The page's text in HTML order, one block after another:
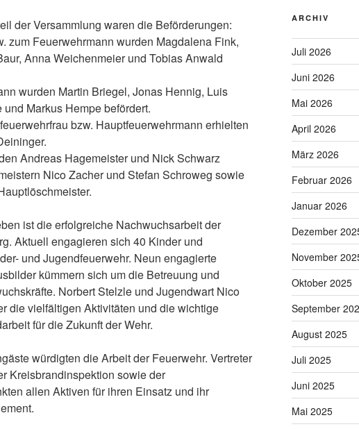
der Versammlung waren die Beförderungen:
zum Feuerwehrmann wurden Magdalena Fink,
Anna Weichenmeier und Tobias Anwald
wurden Martin Briegel, Jonas Hennig, Luis
Markus Hempe befördert.
bzw. Hauptfeuerwehrmann erhielten
Andreas Hagemeister und Nick Schwarz
Nico Zacher und Stefan Schroweg sowie
ist die erfolgreiche Nachwuchsarbeit der
Aktuell engagieren sich 40 Kinder und
und Jugendfeuerwehr. Neun engagierte
kümmern sich um die Betreuung und
Norbert Stelzle und Jugendwart Nico
die vielfältigen Aktivitäten und die wichtige
für die Zukunft der Wehr.
würdigten die Arbeit der Feuerwehr. Vertreter
Kreisbrandinspektion sowie der
allen Aktiven für ihren Einsatz und ihr
ARCHIV
Juli 2026
Juni 2026
Mai 2026
April 2026
März 2026
Februar 2026
Januar 2026
Dezember
November
Oktober 2025
September
August 2025
Juli 2025
Juni 2025
Mai 2025